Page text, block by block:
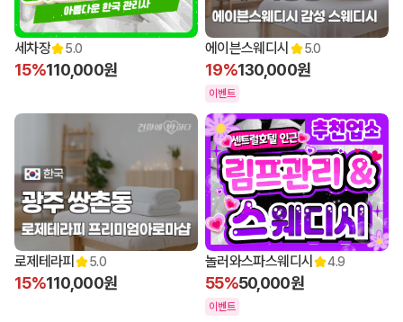
세차장 5.0
15%110,000원
에이븐스웨디시 5.0
19%130,000원
이벤트
로제테라피 5.0
15%110,000원
놀러와스파스웨디시 4.9
55%50,000원
이벤트